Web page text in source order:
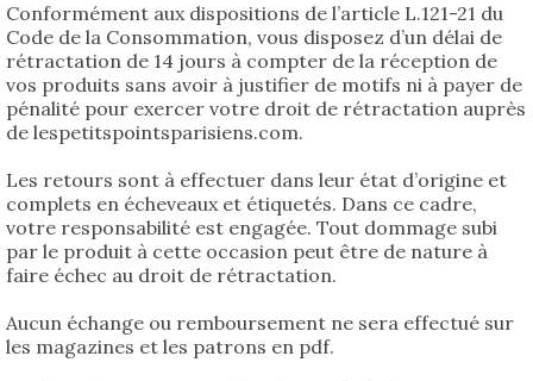
Conformément aux dispositions de l’article L.121-21 du
Code de la Consommation, vous disposez d’un délai de
rétractation de 14 jours à compter de la réception de
vos produits sans avoir à justifier de motifs ni à payer de
pénalité pour exercer votre droit de rétractation auprès
de lespetitspointsparisiens.com.
Les retours sont à effectuer dans leur état d’origine et
complets en écheveaux et étiquetés. Dans ce cadre,
votre responsabilité est engagée. Tout dommage subi
par le produit à cette occasion peut être de nature à
faire échec au droit de rétractation.
Aucun échange ou remboursement ne sera effectué sur
les magazines et les patrons en pdf.